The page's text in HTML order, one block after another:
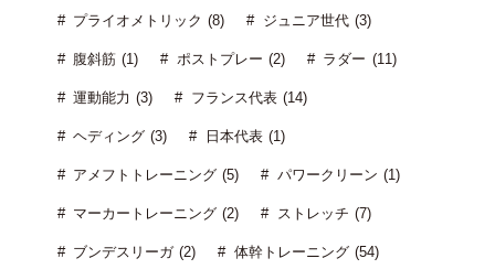
プライオメトリック (8) ジュニア世代 (3)
腹斜筋 (1) ポストプレー (2) ラダー (11)
運動能力 (3) フランス代表 (14)
ヘディング (3) 日本代表 (1)
アメフトトレーニング (5) パワークリーン (1)
マーカートレーニング (2) ストレッチ (7)
ブンデスリーガ (2) 体幹トレーニング (54)